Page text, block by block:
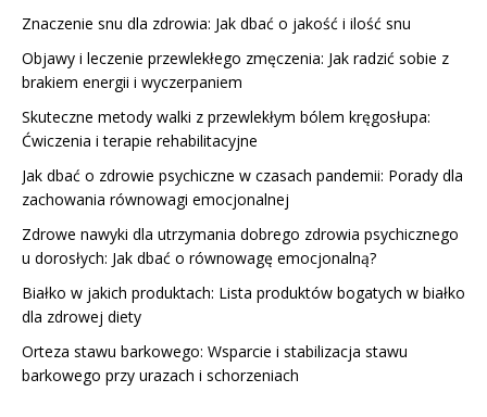
Znaczenie snu dla zdrowia: Jak dbać o jakość i ilość snu
Objawy i leczenie przewlekłego zmęczenia: Jak radzić sobie z
brakiem energii i wyczerpaniem
Skuteczne metody walki z przewlekłym bólem kręgosłupa:
Ćwiczenia i terapie rehabilitacyjne
Jak dbać o zdrowie psychiczne w czasach pandemii: Porady dla
zachowania równowagi emocjonalnej
Zdrowe nawyki dla utrzymania dobrego zdrowia psychicznego
u dorosłych: Jak dbać o równowagę emocjonalną?
Białko w jakich produktach: Lista produktów bogatych w białko
dla zdrowej diety
Orteza stawu barkowego: Wsparcie i stabilizacja stawu
barkowego przy urazach i schorzeniach